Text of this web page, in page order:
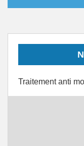
Traitement anti